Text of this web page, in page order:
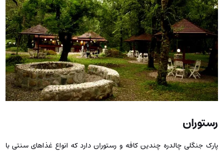
رستوران
پارک جنگلی چالدره چندین کافه و رستوران دارد که انواع غذاهای سنتی با